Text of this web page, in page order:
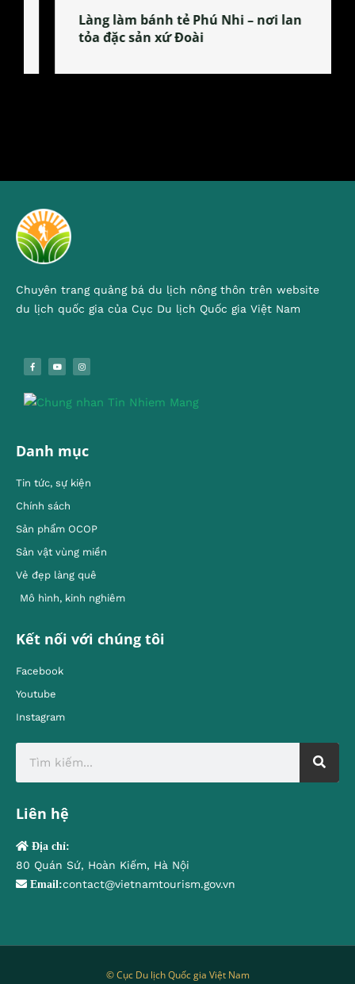
Làng làm bánh tẻ Phú Nhi – nơi lan
tỏa đặc sản xứ Đoài
Chuyên trang quảng bá du lịch nông thôn trên website
du lịch quốc gia của Cục Du lịch Quốc gia Việt Nam
Danh mục
Tin tức, sự kiện
Chính sách
Sản phẩm OCOP
Sản vật vùng miền
Vẻ đẹp làng quê
Mô hình, kinh nghiêm
Kết nối với chúng tôi
Facebook
Youtube
Instagram
Liên hệ
Địa chỉ:
80 Quán Sứ, Hoàn Kiếm, Hà Nội
Email:contact@vietnamtourism.gov.vn
© Cục Du lịch Quốc gia Việt Nam